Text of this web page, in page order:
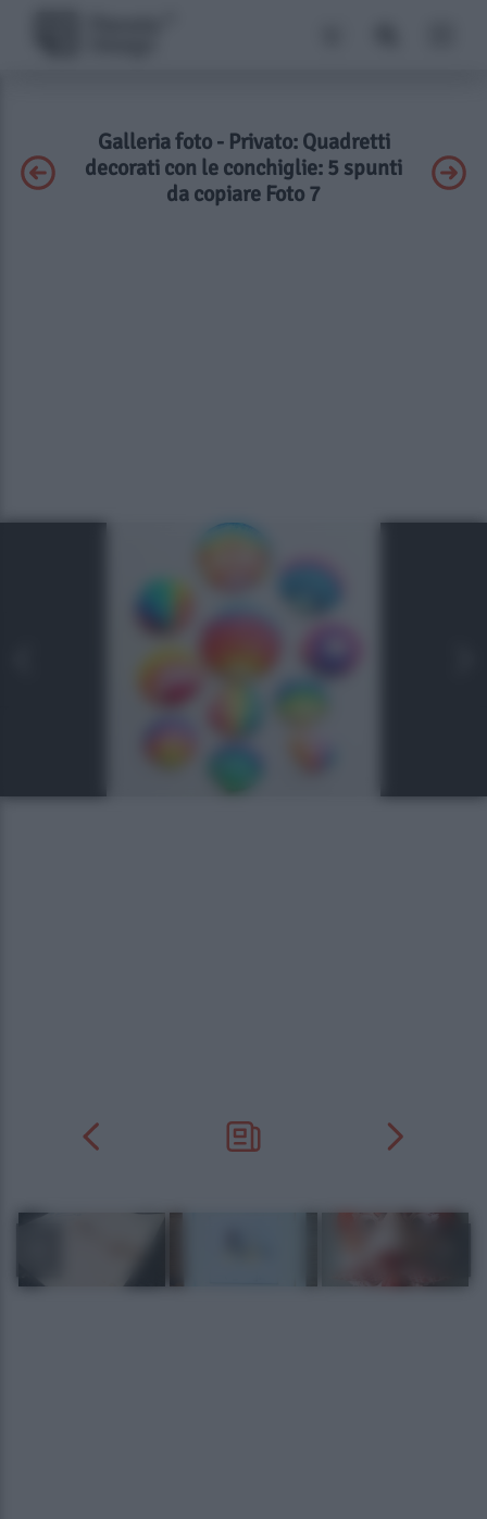
Galleria foto - Privato: Quadretti
decorati con le conchiglie: 5 spunti
da copiare Foto 7